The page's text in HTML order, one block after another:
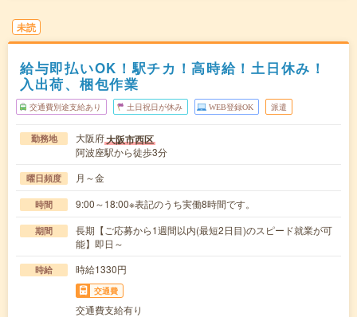
未読
給与即払いOK！駅チカ！高時給！土日休み！
入出荷、梱包作業
交通費別途支給あり 土日祝日が休み WEB登録OK 派遣
勤務地 大阪府大阪市西区
阿波座駅から徒歩3分
曜日頻度 月～金
時間 9:00～18:00※表記のうち実働8時間です。
期間
長期【ご応募から1週間以内(最短2日目)のスピード就業が可
能】即日～
時給 時給1330円
交通費
交通費支給有り